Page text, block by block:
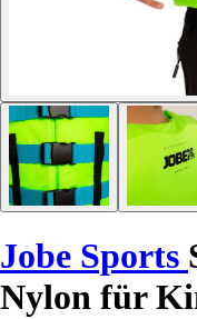
Jobe Sports
Nylon für